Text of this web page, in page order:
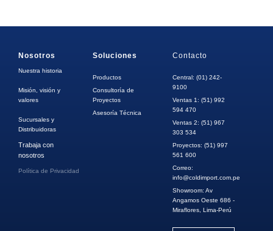
Nosotros
Nuestra historia
Misión, visión y
valores
Sucursales y
Distribuidoras
Trabaja con
nosotros
Política de Privacidad
Soluciones
Productos
Consultoría de
Proyectos
Asesoría Técnica
Contacto
Central: (01) 242-
9100
Ventas 1: (51) 992
594 470
Ventas 2: (51) 967
303 534
Proyectos: (51) 997
561 600
Correo:
info@coldimport.com.pe
Showroom: Av
Angamos Oeste 686 -
Miraflores, Lima-Perú